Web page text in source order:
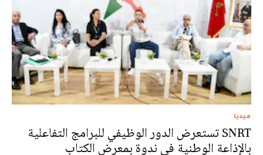
ميديا
SNRT تستعرض الدور الوظيفي للبرامج التفاعلية
بالإذاعة الوطنية في ندوة بمعرض الكتاب